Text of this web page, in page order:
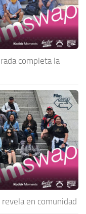
completa la
revela en comunidad